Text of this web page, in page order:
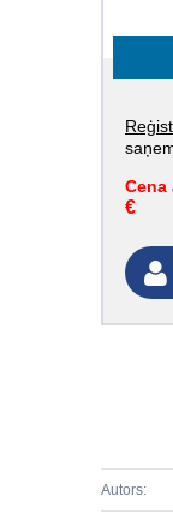
Cena
€
Autors: